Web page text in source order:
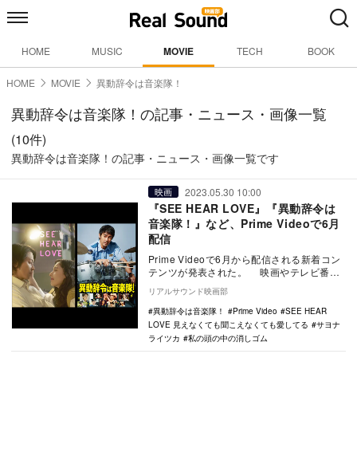
HOME MUSIC MOVIE TECH BOOK
HOME MOVIE 異動辞令は音楽隊！
異動辞令は音楽隊！の記事・ニュース・画像一覧
(10件)
異動辞令は音楽隊！の記事・ニュース・画像一覧です
映画 2023.05.30 10:00
『SEE HEAR LOVE』『異動辞令は
音楽隊！』など、Prime Videoで6月
配信
Prime Videoで6月から配信される新着コン
テンツが発表された。 映画やテレビ番組
が見放題のPrime VideoのS…
リアルサウンド映画部
異動辞令は音楽隊！
Prime Video
SEE HEAR
LOVE 見えなくても聞こえなくても愛してる
サヨナ
ライツカ
私の頭の中の消しゴム